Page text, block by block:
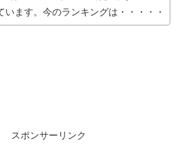
います。今のランキングは・・・・・
スポンサーリンク